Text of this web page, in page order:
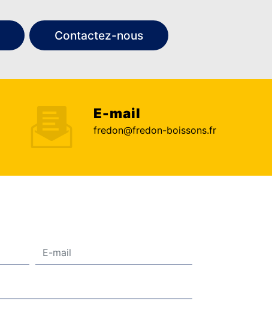
Contactez-nous
E-mail
fredon@fredon-boissons.fr